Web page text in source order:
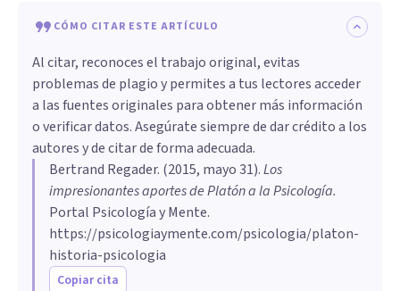
CÓMO CITAR ESTE ARTÍCULO
Al citar, reconoces el trabajo original, evitas
problemas de plagio y permites a tus lectores acceder
a las fuentes originales para obtener más información
o verificar datos. Asegúrate siempre de dar crédito a los
autores y de citar de forma adecuada.
Bertrand Regader. (2015, mayo 31).Los
impresionantes aportes de Platón a la Psicología.
Portal Psicología y Mente.
https://psicologiaymente.com/psicologia/platon-
historia-psicologia
Copiar cita